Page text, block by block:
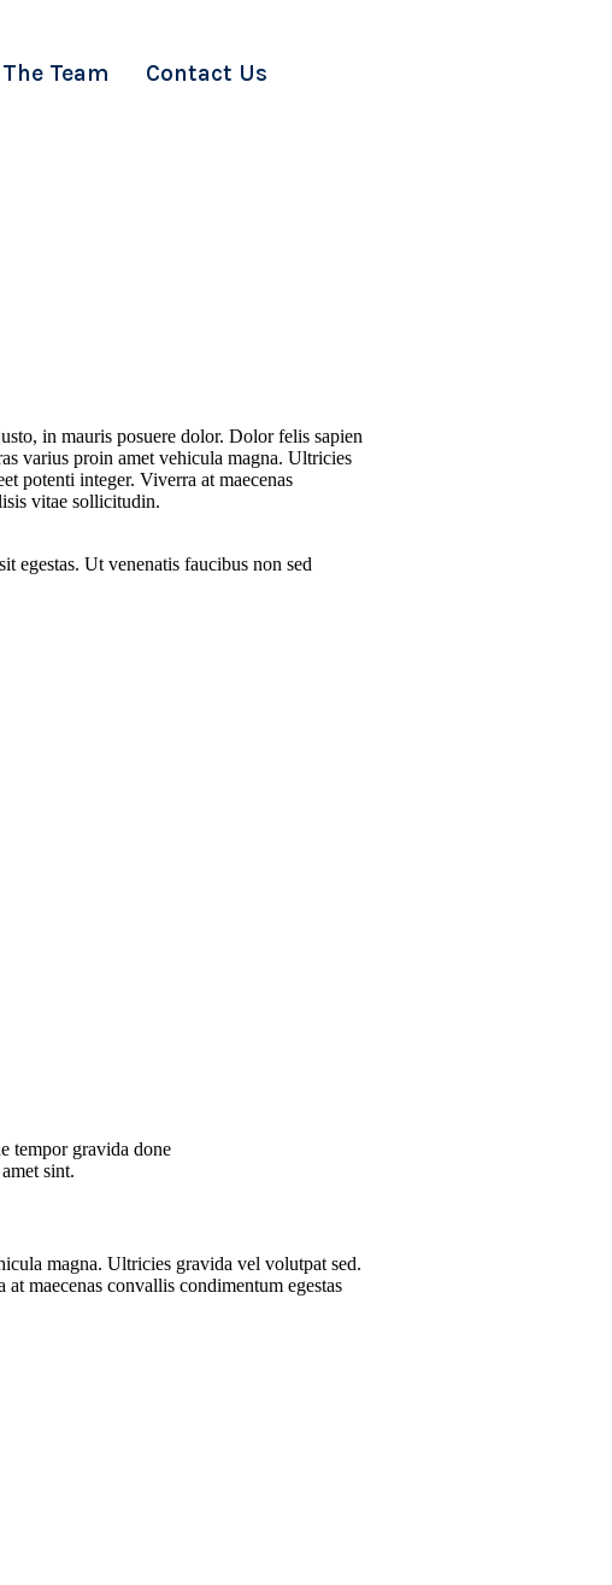
The Team Contact Us
in mauris posuere dolor. Dolor felis sapien
varius proin amet vehicula magna. Ultricies
potenti integer. Viverra at maecenas
vitae sollicitudin.
egestas. Ut venenatis faucibus non sed
tempor gravida done
sint.
magna. Ultricies gravida vel volutpat sed.
maecenas convallis condimentum egestas